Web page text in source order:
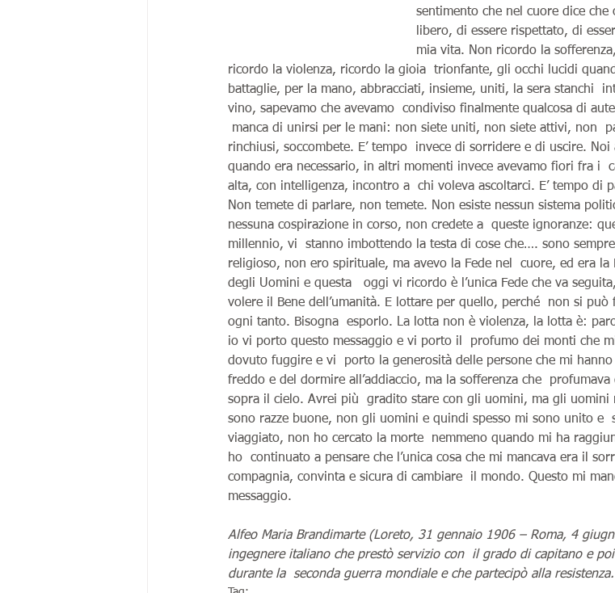
sentimento che nel cuore dice
libero, di essere rispettato, di
mia vita. Non ricordo la
ricordo la violenza, ricordo la gioia  trionfante, gli occhi lucidi
battaglie, per la mano, abbracciati, insieme, uniti, la sera stanchi
vino, sapevamo che avevamo  condiviso finalmente qualcosa di
manca di unirsi per le mani: non siete uniti, non siete attivi, non
rinchiusi, soccombete. E’ tempo  invece di sorridere e di uscire.
quando era necessario, in altri momenti invece avevamo fiori fra i
alta, con intelligenza, incontro a  chi voleva ascoltarci. E’ tempo di
Non temete di parlare, non temete. Non esiste nessun sistema
nessuna cospirazione in corso, non credete a  queste ignoranze:
millennio, vi  stanno imbottendo la testa di cose che…. sono
religioso, non ero spirituale, ma avevo la Fede nel  cuore, ed era
degli Uomini e questa   oggi vi ricordo è l’unica Fede che va
volere il Bene dell’umanità. E lottare per quello, perché  non si
ogni tanto. Bisogna  esporlo. La lotta non è violenza, la lotta è:
io vi porto questo messaggio e vi porto il  profumo dei monti che
dovuto fuggire e vi  porto la generosità delle persone che mi
freddo e del dormire all’addiaccio, ma la sofferenza che
sopra il cielo. Avrei più  gradito stare con gli uomini, ma gli uomini
sono razze buone, non gli uomini e quindi spesso mi sono unito e
viaggiato, non ho cercato la morte  nemmeno quando mi ha
ho  continuato a pensare che l’unica cosa che mi mancava era il
compagnia, convinta e sicura di cambiare  il mondo. Questo mi
messaggio.
Alfeo Maria Brandimarte (Loreto, 31 gennaio 1906 – Roma, 4
ingegnere italiano che prestò servizio con  il grado di capitano e
durante la  seconda guerra mondiale e che partecipò alla resistenza.